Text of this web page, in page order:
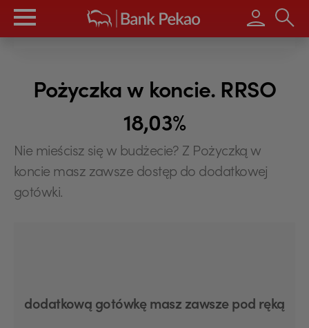
Wpisz
Pożyczka w koncie. RRSO
18,03%
Nie mieścisz się w budżecie? Z Pożyczką w
koncie masz zawsze dostęp do dodatkowej
gotówki.
dodatkową gotówkę masz zawsze pod ręką